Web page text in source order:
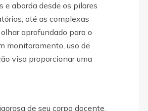
aborda desde os pilares
até as complexas
aprofundado para o
monitoramento, uso de
visa proporcionar uma
de seu corpo docente.